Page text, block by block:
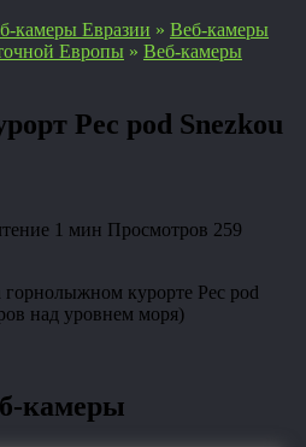
камеры Евразии » Веб-камеры
Европы » Веб-камеры
Pec pod Snezkou
1 мин Просмотров 259
горнолыжном курорте Pec pod
над уровнем моря)
камеры